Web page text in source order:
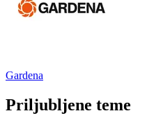
Gardena
Priljubljene teme